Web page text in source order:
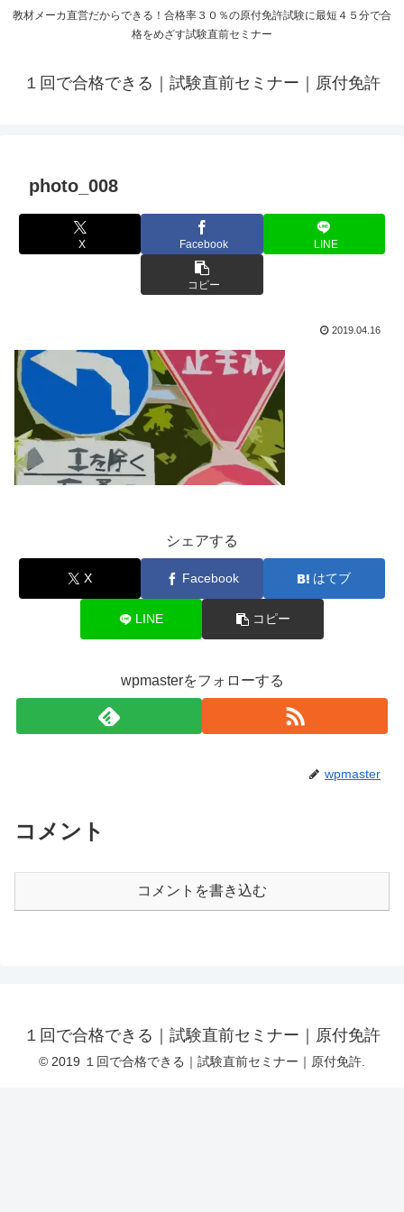
教材メーカ直営だからできる！合格率３０％の原付免許試験に最短４５分で合
格をめざす試験直前セミナー
１回で合格できる｜試験直前セミナー｜原付免許
photo_008
X Facebook LINE
コピー
2019.04.16
シェアする
X Facebook はてブ
LINE コピー
wpmasterをフォローする
wpmaster
コメント
コメントを書き込む
１回で合格できる｜試験直前セミナー｜原付免許
© 2019 １回で合格できる｜試験直前セミナー｜原付免許.